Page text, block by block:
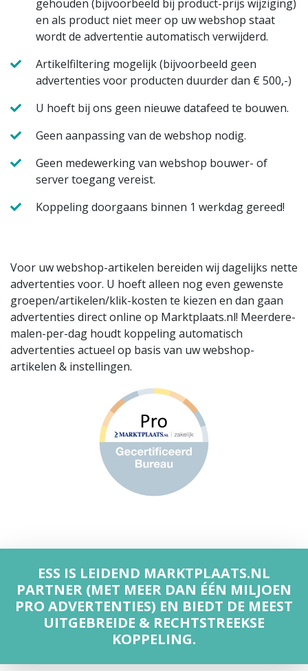
gehouden (bijvoorbeeld bij product-prijs wijziging)
en als product niet meer op uw webshop staat
wordt de advertentie automatisch verwijderd.
Artikelfiltering mogelijk (bijvoorbeeld geen
advertenties voor producten duurder dan € 500,-)
U hoeft bij ons geen nieuwe datafeed te bouwen.
Geen aanpassing van de webshop nodig.
Geen medewerking van webshop bouwer- of
server toegang vereist.
Koppeling doorgaans binnen 1 werkdag gereed!
Voor uw webshop-artikelen bereiden wij dagelijks nette
advertenties voor. U hoeft alleen nog even gewenste
groepen/artikelen/klik-kosten te kiezen en dan gaan
advertenties direct online op Marktplaats.nl! Meerdere-
malen-per-dag houdt koppeling automatisch
advertenties actueel op basis van uw webshop-
artikelen & instellingen.
ESS IS LEIDEND MARKTPLAATS.NL
PARTNER (MET MEER DAN ÉÉN MILJOEN
PRO ADVERTENTIES) EN BIEDT DE MEEST
UITGEBREIDE & RECHTSTREEKSE
KOPPELING.